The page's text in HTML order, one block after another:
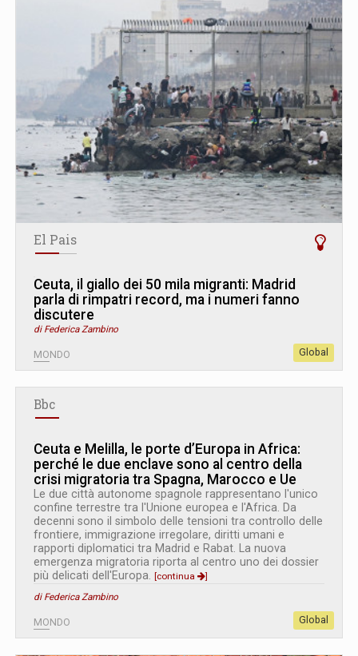
El Pais
Ceuta, il giallo dei 50 mila migranti: Madrid
parla di rimpatri record, ma i numeri fanno
discutere
di Federica Zambino
MONDO Global
Bbc
Ceuta e Melilla, le porte d’Europa in Africa:
perché le due enclave sono al centro della
crisi migratoria tra Spagna, Marocco e Ue
Le due città autonome spagnole rappresentano l'unico
confine terrestre tra l'Unione europea e l'Africa. Da
decenni sono il simbolo delle tensioni tra controllo delle
frontiere, immigrazione irregolare, diritti umani e
rapporti diplomatici tra Madrid e Rabat. La nuova
emergenza migratoria riporta al centro uno dei dossier
più delicati dell'Europa. [continua
]
di Federica Zambino
MONDO Global